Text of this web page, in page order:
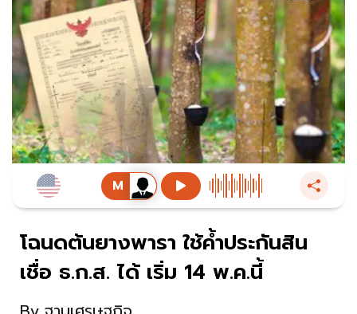
โฉนดต้นยางพารา ใช้ค้ำประกันสิน
เชื่อ ธ.ก.ส. ได้ เริ่ม 14 พ.ค.นี้